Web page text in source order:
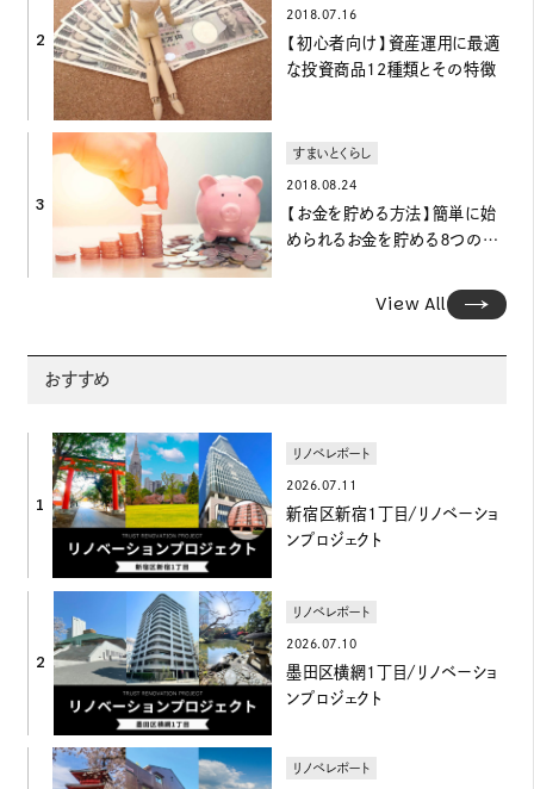
2
2018.07.16
【初心者向け】資産運用に最適
な投資商品12種類とその特徴
3
すまいとくらし
2018.08.24
【お金を貯める方法】簡単に始
められるお金を貯める８つの方
View All
おすすめ
1
リノベレポート
2026.07.11
新宿区新宿1丁目/リノベーショ
ンプロジェクト
2
リノベレポート
2026.07.10
墨田区横網1丁目/リノベーショ
ンプロジェクト
リノベレポート